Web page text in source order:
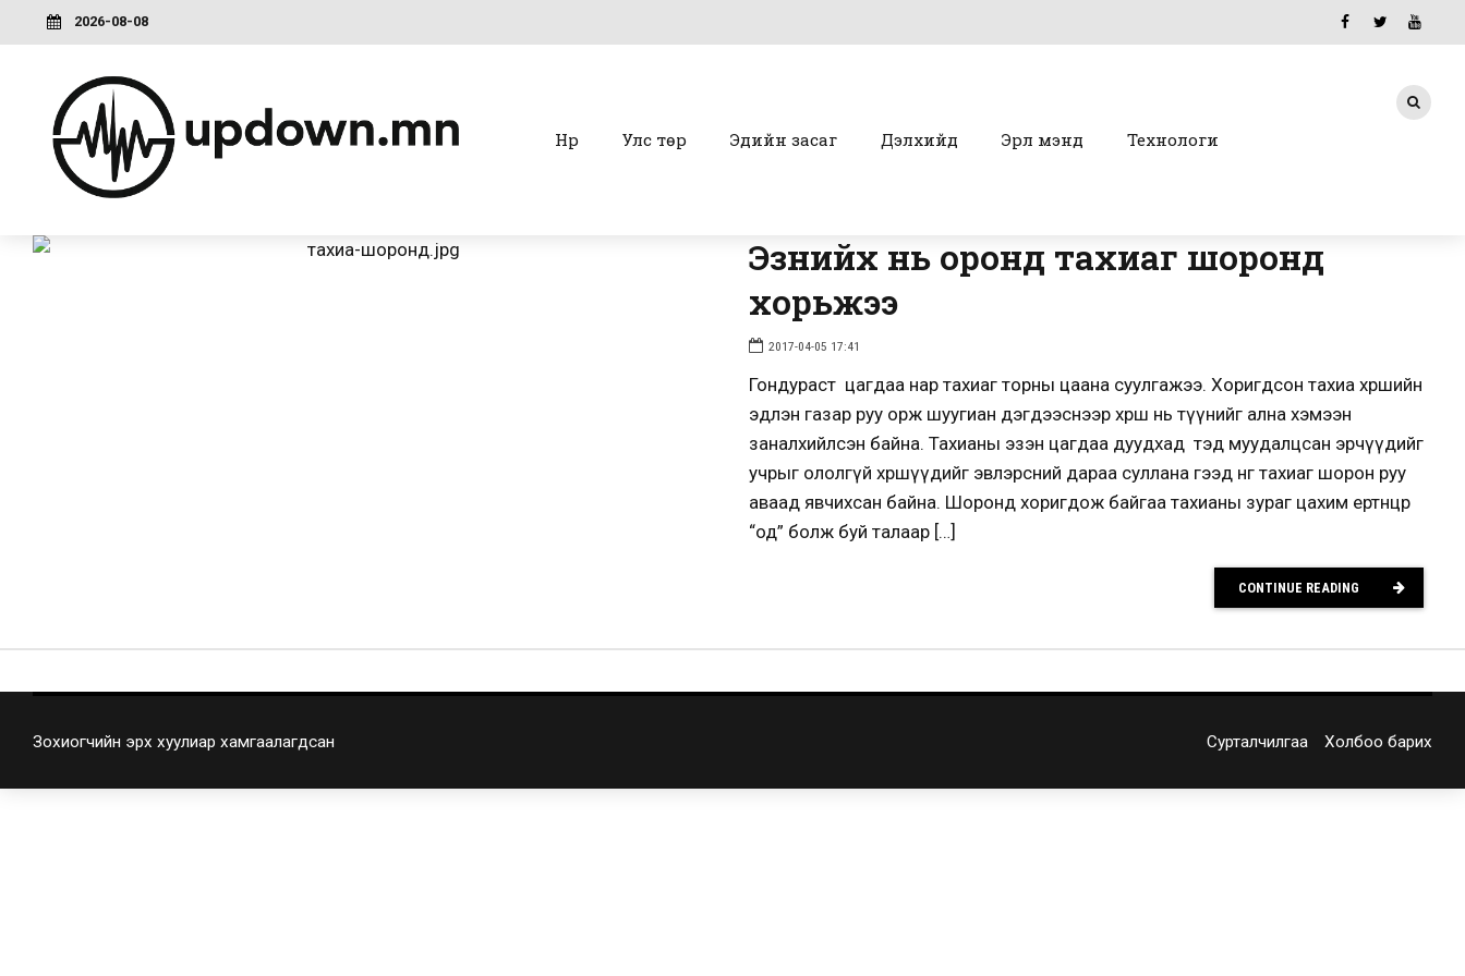
2026-08-08
Нүүр Улс төр Эдийн засаг Дэлхийд Эрүүл мэнд Технологи
Эзнийх нь оронд тахиаг шоронд
хорьжээ
2017-04-05 17:41
Гондураст цагдаа нар тахиаг торны цаана суулгажээ. Хоригдсон тахиа хөршийн
эдлэн газар руу орж шуугиан дэгдээснээр хөрш нь түүнийг ална хэмээн
заналхийлсэн байна. Тахианы эзэн цагдаа дуудхад тэд муудалцсан эрчүүдийг
учрыг ололгүй хөршүүдийг эвлэрсний дараа суллана гээд нөгөө тахиаг шорон руу
аваад явчихсан байна. Шоронд хоригдож байгаа тахианы зураг цахим ертөнцөөр
“од” болж буй талаар […]
CONTINUE READING
Зохиогчийн эрх хуулиар хамгаалагдсан Сурталчилгаа Холбоо барих